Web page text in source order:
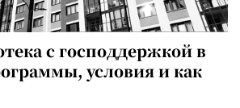
с господдержкой в
условия и как